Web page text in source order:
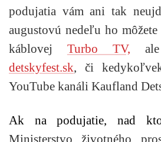
podujatia vám ani tak
augustovú nedeľu ho
káblovej Turbo TV,
detskyfest.sk, či
YouTube kanáli Kaufland
Ak na podujatie, nad